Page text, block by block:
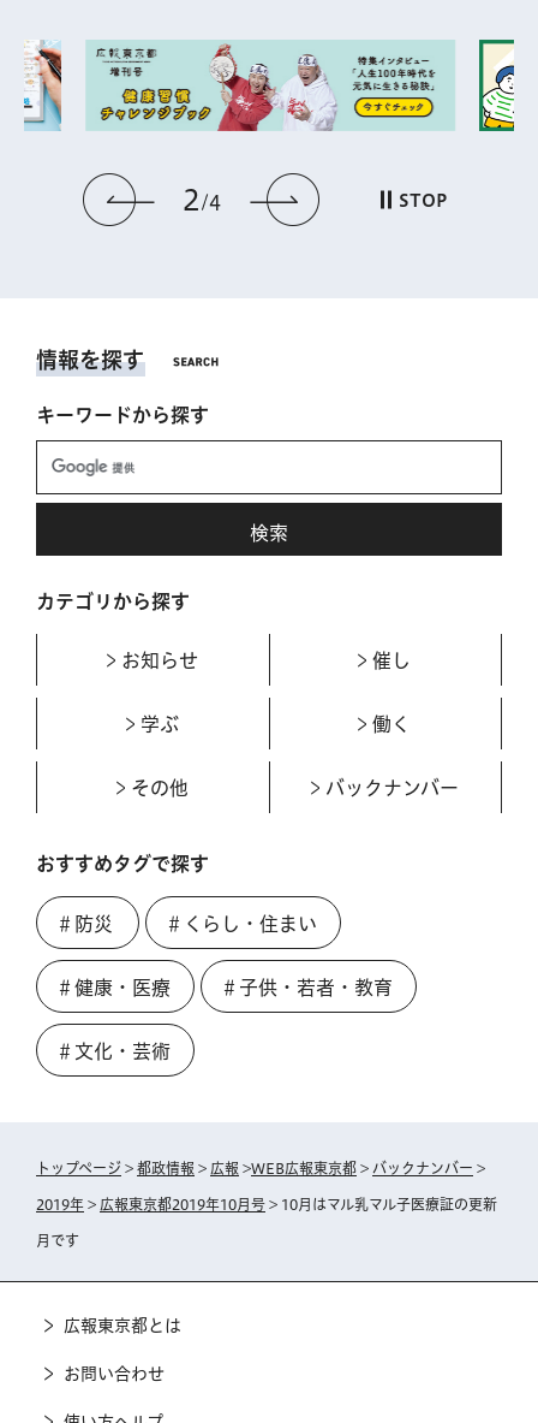
前のスライドを表示
2 4 次のスライドを表
STOP
情報を探す
キーワードから探す
カテゴリから探す
お知らせ 催し
学ぶ 働く
その他 バックナンバー
おすすめタグで探す
＃防災 ＃くらし・住まい
＃健康・医療 ＃子供・若者・教育
＃文化・芸術
トップページ > 都政情報 > 広報 >WEB広報東京都 > バックナンバー >
2019年 > 広報東京都2019年10月号 > 10月はマル乳マル子医療証の更新
月です
広報東京都とは
お問い合わせ